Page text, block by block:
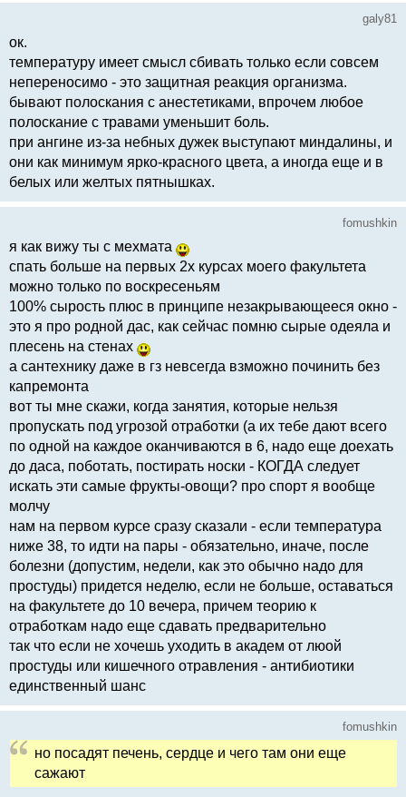
galy81
ок.
температуру имеет смысл сбивать только если совсем
непереносимо - это защитная реакция организма.
бывают полоскания с анестетиками, впрочем любое
полоскание с травами уменьшит боль.
при ангине из-за небных дужек выступают миндалины, и
они как минимум ярко-красного цвета, а иногда еще и в
белых или желтых пятнышках.
fomushkin
я как вижу ты с мехмата
спать больше на первых 2х курсах моего факультета
можно только по воскресеньям
100% сырость плюс в принципе незакрывающееся окно -
это я про родной дас, как сейчас помню сырые одеяла и
плесень на стенах
а сантехнику даже в гз невсегда взможно починить без
капремонта
вот ты мне скажи, когда занятия, которые нельзя
пропускать под угрозой отработки (а их тебе дают всего
по одной на каждое оканчиваются в 6, надо еще доехать
до даса, поботать, постирать носки - КОГДА следует
искать эти самые фрукты-овощи? про спорт я вообще
молчу
нам на первом курсе сразу сказали - если температура
ниже 38, то идти на пары - обязательно, иначе, после
болезни (допустим, недели, как это обычно надо для
простуды) придется неделю, если не больше, оставаться
на факультете до 10 вечера, причем теорию к
отработкам надо еще сдавать предварительно
так что если не хочешь уходить в академ от люой
простуды или кишечного отравления - антибиотики
единственный шанс
fomushkin
но посадят печень, сердце и чего там они еще
сажают